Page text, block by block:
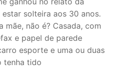
solteira aos 30 anos.
mãe, não é? Casada, com
e papel de parede
esporte e uma ou duas
tenha tido